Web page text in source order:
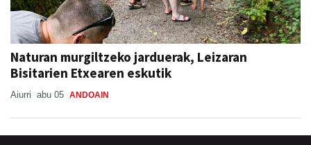
Naturan murgiltzeko jarduerak, Leizaran
Bisitarien Etxearen eskutik
Aiurri abu 05 ANDOAIN